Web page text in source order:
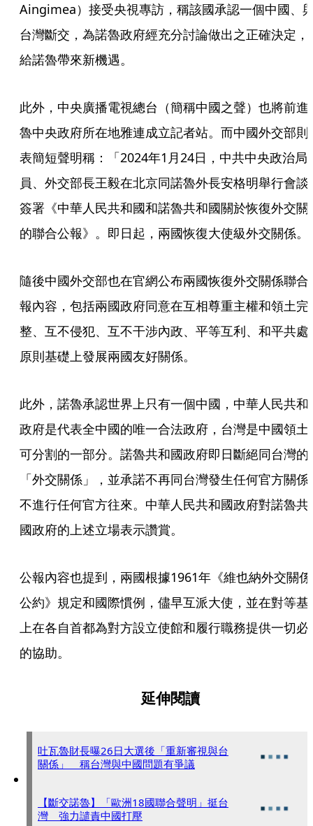
Aingimea）接受央視專訪，稱該國承認一個中國、
台灣斷交，為諾魯政府經充分討論做出之正確決定，
給諾魯帶來新機遇。
此外，中央廣播電視總台（簡稱中國之聲）也將前進
魯中央政府所在地雅連成立記者站。而中國外交部則
表簡短聲明稱：「2024年1月24日，中共中央政治局
員、外交部長王毅在北京同諾魯外長安格明舉行會談
簽署《中華人民共和國和諾魯共和國關於恢復外交關
的聯合公報》。即日起，兩國恢復大使級外交關係。
隨後中國外交部也在官網公布兩國恢復外交關係聯合
報內容，包括兩國政府同意在互相尊重主權和領土完
整、互不侵犯、互不干涉內政、平等互利、和平共處
原則基礎上發展兩國友好關係。
此外，諾魯承認世界上只有一個中國，中華人民共和
政府是代表全中國的唯一合法政府，台灣是中國領土
可分割的一部分。諾魯共和國政府即日斷絕同台灣的
「外交關係」，並承諾不再同台灣發生任何官方關係
不進行任何官方往來。中華人民共和國政府對諾魯共
國政府的上述立場表示讚賞。
公報內容也提到，兩國根據1961年《維也納外交關係
公約》規定和國際慣例，儘早互派大使，並在對等基
上在各自首都為對方設立使館和履行職務提供一切必
的協助。
延伸閱讀
吐瓦魯財長曝26日大選後「重新審視與台
關係」 稱台灣與中國問題有爭議
【斷交諾魯】「歐洲18國聯合聲明」挺台
灣 強力譴責中國打壓